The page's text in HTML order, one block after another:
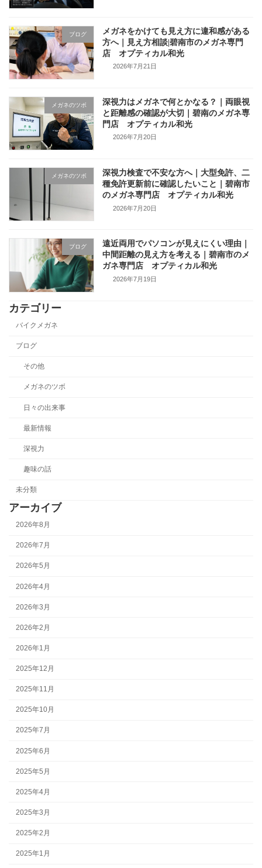
ブログ
メガネをかけても見え方に違和感がある
方へ｜見え方相談|碧南市のメガネ専門
店 オプティカル和光
2026年7月21日
メガネのツボ
深視力はメガネで何とかなる？｜両眼視
と距離感の確認が大切｜碧南のメガネ専
門店 オプティカル和光
2026年7月20日
メガネのツボ
深視力検査で不安な方へ｜大型免許、二
種免許更新前に確認したいこと｜碧南市
のメガネ専門店 オプティカル和光
2026年7月20日
ブログ
遠近両用でパソコンが見えにくい理由｜
中間距離の見え方を考える｜碧南市のメ
ガネ専門店 オプティカル和光
2026年7月19日
カテゴリー
バイクメガネ
ブログ
その他
メガネのツボ
日々の出来事
最新情報
深視力
趣味の話
未分類
アーカイブ
2026年8月
2026年7月
2026年5月
2026年4月
2026年3月
2026年2月
2026年1月
2025年12月
2025年11月
2025年10月
2025年7月
2025年6月
2025年5月
2025年4月
2025年3月
2025年2月
2025年1月